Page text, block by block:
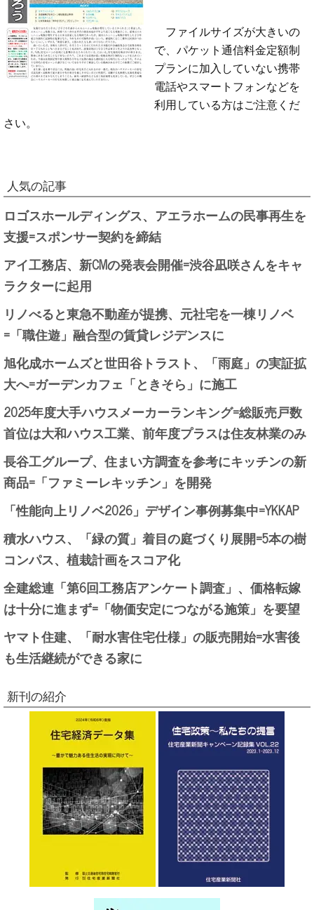
ファイルサイズが大きいの
で、パケット通信料金定額制
プランに加入していない携帯
電話やスマートフォンなどを
利用している方はご注意くだ
さい。
人気の記事
ロゴスホールディングス、アエラホームの民事再生を
支援=スポンサー契約を締結
アイ工務店、新CMの発表会開催=渋谷凪咲さんをキャ
ラクターに起用
リノべると東急不動産が提携、元社宅を一棟リノベ
=「職住遊」融合型の賃貸レジデンスに
旭化成ホームズと世田谷トラスト、「雨庭」の実証拡
大へ=ガーデンカフェ「ときそら」に施工
2025年度大手ハウスメーカーランキング=総販売戸数
首位は大和ハウス工業、前年度プラスは住友林業のみ
長谷工グループ、住まい方調査を参考にキッチンの新
商品=「ファミーレキッチン」を開発
「性能向上リノベ2026」デザイン事例募集中=YKKAP
積水ハウス、「緑の質」着目の庭づくり展開=5本の樹
コンパス、植栽計画をスコア化
全建総連「第6回工務店アンケート調査」、価格転嫁
は十分に進まず=「物価安定につながる施策」を要望
ヤマト住建、「耐水害住宅仕様」の販売開始=水害後
も生活継続ができる家に
新刊の紹介